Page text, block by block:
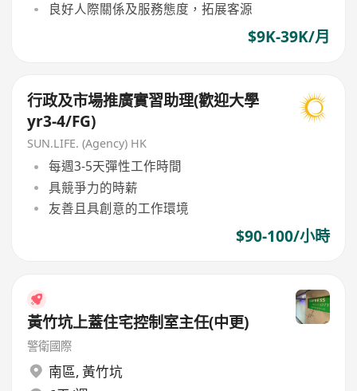
良好人際關係及服務態度，拓展客源
$9K-39K/月
行政及市場推廣實習助理(歡迎大學
yr3-4/FG)
SUN.LIFE. (Agency) HK
每週3-5天彈性工作時間
具競爭力的時薪
友善且具創意的工作環境
$90-100/小時
黃竹坑上蓋住宅控制室主任(中更)
警衛國際
南區, 黃竹坑